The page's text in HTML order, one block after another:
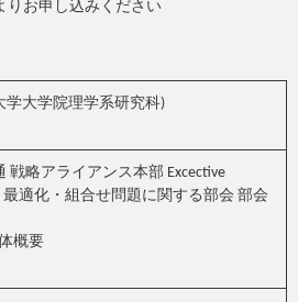
りお申し込みください
学大学院理学系研究科)
戦略アライアンス本部 Excective
最適化・組合せ問題に関する部会 部会
概要